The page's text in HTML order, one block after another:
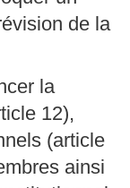
de la
la
12),
(article
ainsi